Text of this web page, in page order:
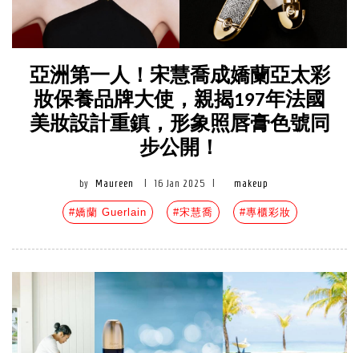
亞洲第一人！宋慧喬成嬌蘭亞太彩
妝保養品牌大使，親揭197年法國
美妝設計重鎮，形象照唇膏色號同
步公開！
by Maureen 16 Jan 2025 makeup
#嬌蘭 Guerlain #宋慧喬 #專櫃彩妝